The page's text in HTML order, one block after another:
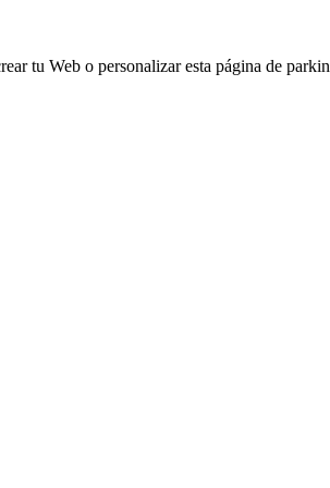
tu Web o personalizar esta página de